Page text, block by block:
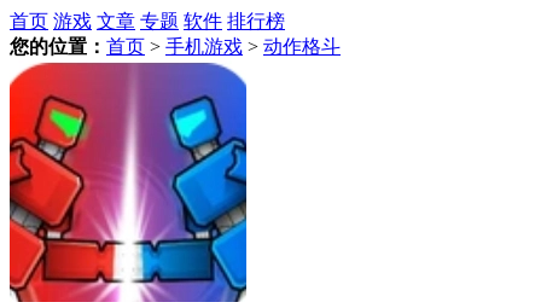
首页 游戏 文章 专题 软件 排行榜
您的位置： 首页 > 手机游戏 > 动作格斗